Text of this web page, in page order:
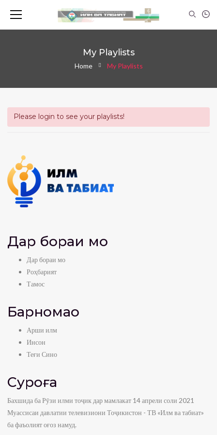
My Playlists
Home My Playlists
Please login to see your playlists!
Дар бораи мо
Дар бораи мо
Роҳбарият
Тамос
Барномаҳо
Арши илм
Инсон
Теғи Сино
Суроға
Бахшида ба Рӯзи илми тоҷик дар мамлакат 14 апрели соли 2021
Муассисаи давлатии телевизиони Тоҷикистон - ТВ «Илм ва табиат»
ба фаъолият оғоз намуд.